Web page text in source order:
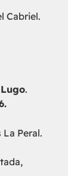
Cabriel.
.
Peral.